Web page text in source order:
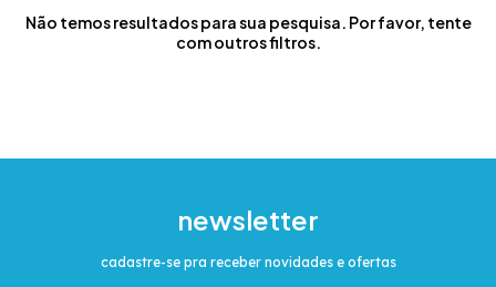
Não temos resultados para sua pesquisa. Por favor, tente
com outros filtros.
newsletter
cadastre-se pra receber novidades e ofertas